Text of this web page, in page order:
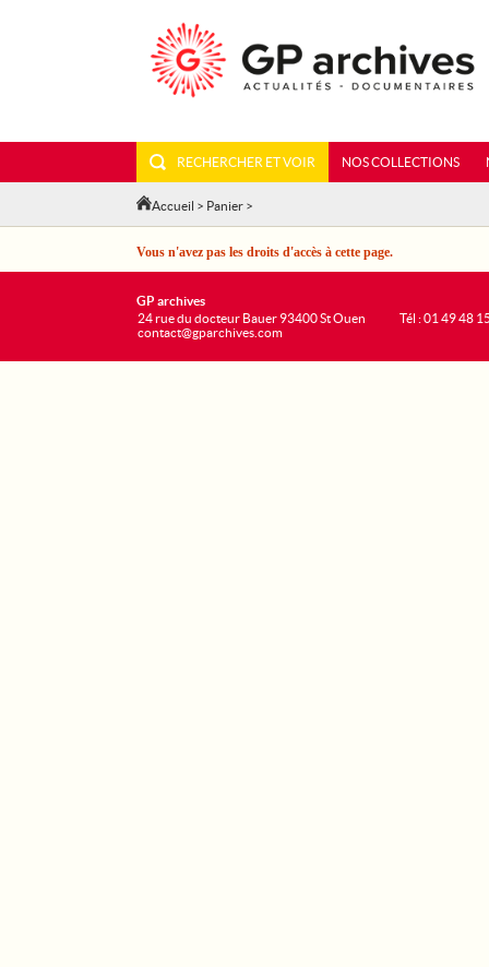
RECHERCHER ET VOIR NOS COLLECTIONS
Accueil > Panier >
Vous n'avez pas les droits d'accès à cette page.
GP archives
24 rue du docteur Bauer 93400 St Ouen
contact@gparchives.com
Tél : 01 49 48